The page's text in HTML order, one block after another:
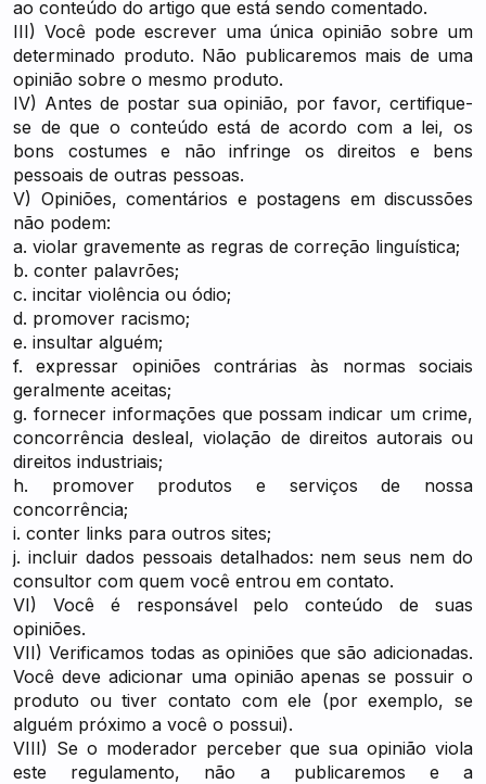
ao conteúdo do artigo que está sendo comentado.
III) Você pode escrever uma única opinião sobre um
determinado produto. Não publicaremos mais de uma
opinião sobre o mesmo produto.
IV) Antes de postar sua opinião, por favor, certifique-
se de que o conteúdo está de acordo com a lei, os
bons costumes e não infringe os direitos e bens
pessoais de outras pessoas.
V) Opiniões, comentários e postagens em discussões
não podem:
a. violar gravemente as regras de correção linguística;
b. conter palavrões;
c. incitar violência ou ódio;
d. promover racismo;
e. insultar alguém;
f. expressar opiniões contrárias às normas sociais
geralmente aceitas;
g. fornecer informações que possam indicar um crime,
concorrência desleal, violação de direitos autorais ou
direitos industriais;
h. promover produtos e serviços de nossa
concorrência;
i. conter links para outros sites;
j. incluir dados pessoais detalhados: nem seus nem do
consultor com quem você entrou em contato.
VI) Você é responsável pelo conteúdo de suas
opiniões.
VII) Verificamos todas as opiniões que são adicionadas.
Você deve adicionar uma opinião apenas se possuir o
produto ou tiver contato com ele (por exemplo, se
alguém próximo a você o possui).
VIII) Se o moderador perceber que sua opinião viola
este regulamento, não a publicaremos e a